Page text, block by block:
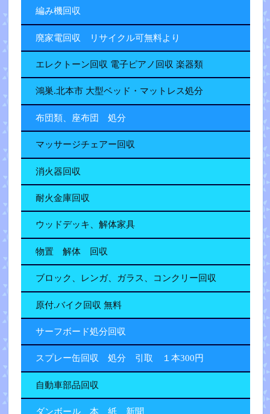
編み機回収
廃家電回収 リサイクル可無料より
エレクトーン回収 電子ピアノ回収 楽器類
鴻巣.北本市 大型ベッド・マットレス処分
布団類、座布団 処分
マッサージチェアー回収
消火器回収
耐火金庫回収
ウッドデッキ、解体家具
物置 解体 回収
ブロック、レンガ、ガラス、コンクリー回収
原付.バイク回収 無料
サーフボード処分回収
スプレー缶回収 処分 引取 １本300円
自動車部品回収
ダンボール 本 紙 新聞